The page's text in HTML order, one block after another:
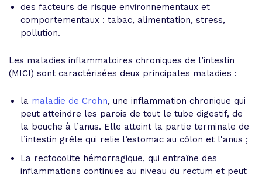
des facteurs de risque environnementaux et
comportementaux : tabac, alimentation, stress,
pollution.
Les maladies inflammatoires chroniques de l’intestin
(MICI) sont caractérisées deux principales maladies :
la maladie de Crohn, une inflammation chronique qui
peut atteindre les parois de tout le tube digestif, de
la bouche à l’anus. Elle atteint la partie terminale de
l’intestin grêle qui relie l’estomac au côlon et l'anus ;
La rectocolite hémorragique, qui entraîne des
inflammations continues au niveau du rectum et peut